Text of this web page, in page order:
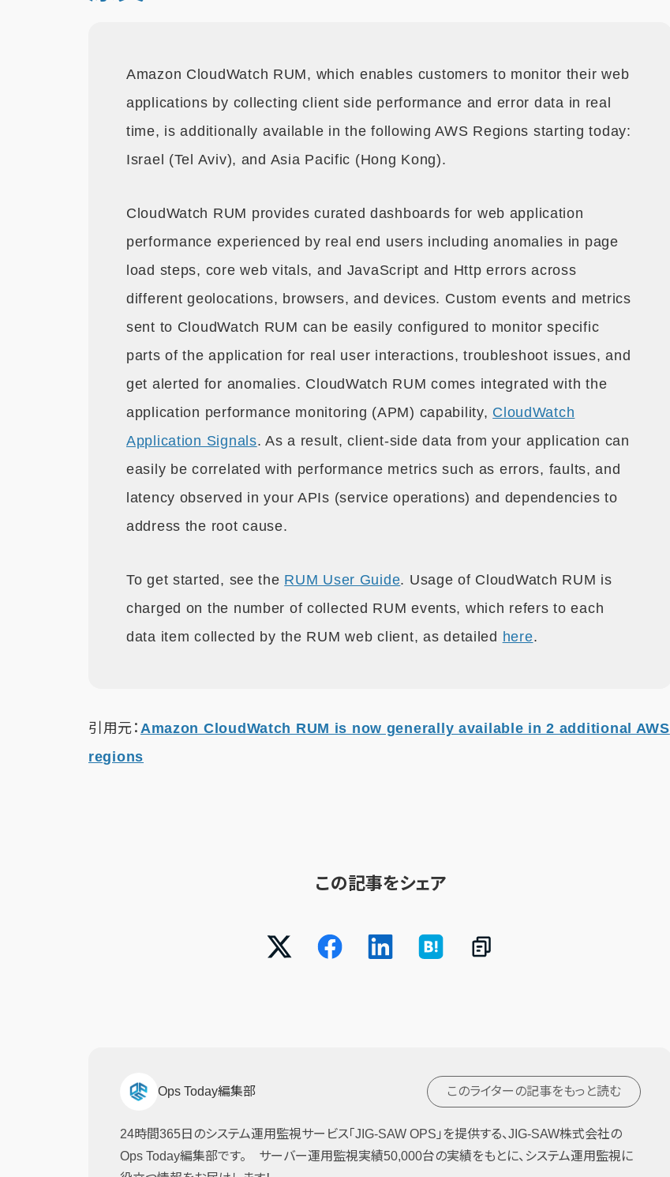
Amazon CloudWatch RUM, which enables customers to monitor their web
applications by collecting client side performance and error data in real
time, is additionally available in the following AWS Regions starting today:
Israel (Tel Aviv), and Asia Pacific (Hong Kong).
CloudWatch RUM provides curated dashboards for web application
performance experienced by real end users including anomalies in page
load steps, core web vitals, and JavaScript and Http errors across
different geolocations, browsers, and devices. Custom events and metrics
sent to CloudWatch RUM can be easily configured to monitor specific
parts of the application for real user interactions, troubleshoot issues, and
get alerted for anomalies. CloudWatch RUM comes integrated with the
application performance monitoring (APM) capability, CloudWatch
Application Signals. As a result, client-side data from your application can
easily be correlated with performance metrics such as errors, faults, and
latency observed in your APIs (service operations) and dependencies to
address the root cause.
To get started, see the RUM User Guide. Usage of CloudWatch RUM is
charged on the number of collected RUM events, which refers to each
data item collected by the RUM web client, as detailed here.
引用元： Amazon CloudWatch RUM is now generally available in 2 additional AWS
regions
この記事をシェア
Ops Today編集部 このライターの記事をもっと読む
24時間365日のシステム運用監視サービス「JIG-SAW OPS」を提供する、JIG-SAW株式会社の
Ops Today編集部です。 サーバー運用監視実績50,000台の実績をもとに、システム運用監視に